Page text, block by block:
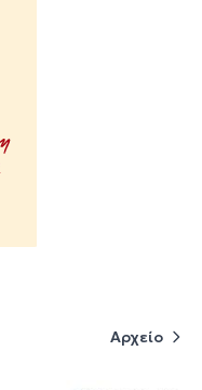
Αρχείο